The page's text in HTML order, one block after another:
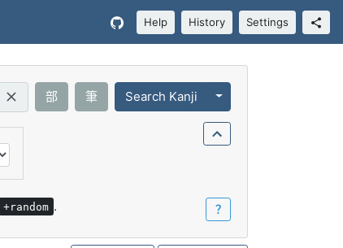
Help History Settings
Query (Regex)
部 筆 Search Kanji Toggle Dropdown
+random . ？